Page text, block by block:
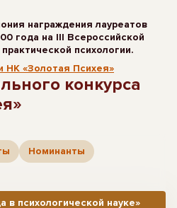
награждения лауреатов
года на III Всероссийской
психологии.
НК «Золотая Психея»
конкурса
Номинанты
в психологической науке»